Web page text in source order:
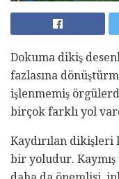
Dokuma dikiş
fazlasına
işlenmemiş
birçok farklı yol
Kaydırılan
bir yoludur.